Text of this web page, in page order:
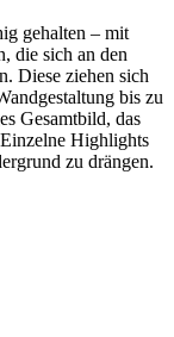
gehalten – mit
die sich an den
Diese ziehen sich
bis zu
Gesamtbild, das
Highlights
zu drängen.